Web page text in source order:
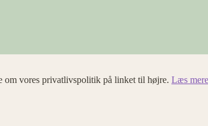
om vores privatlivspolitik på linket til højre. Læs